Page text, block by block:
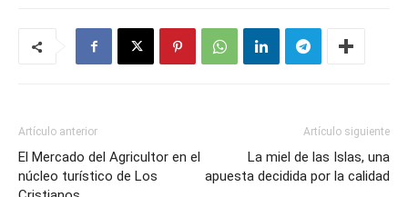
Artículo anterior
El Mercado del Agricultor en el
núcleo turístico de Los
Artículo siguiente
La miel de las Islas, una
apuesta decidida por la calidad